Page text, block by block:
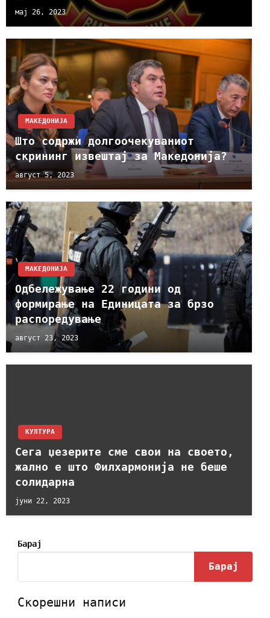
мај 26, 2023
МАКЕДОНИЈА
Што содржи долгоочекуваниот
скрининг извештај за Македонија?
август 5, 2023
МАКЕДОНИЈА
Одбележување 22 години од
формирање на Единицата за брзо
распоредување
август 23, 2023
КУЛТУРА
Сега џезерите сме свои на своето,
жално е што Филхармонија не беше
солидарна
јуни 22, 2023
Барај
Барај
Скорешни написи